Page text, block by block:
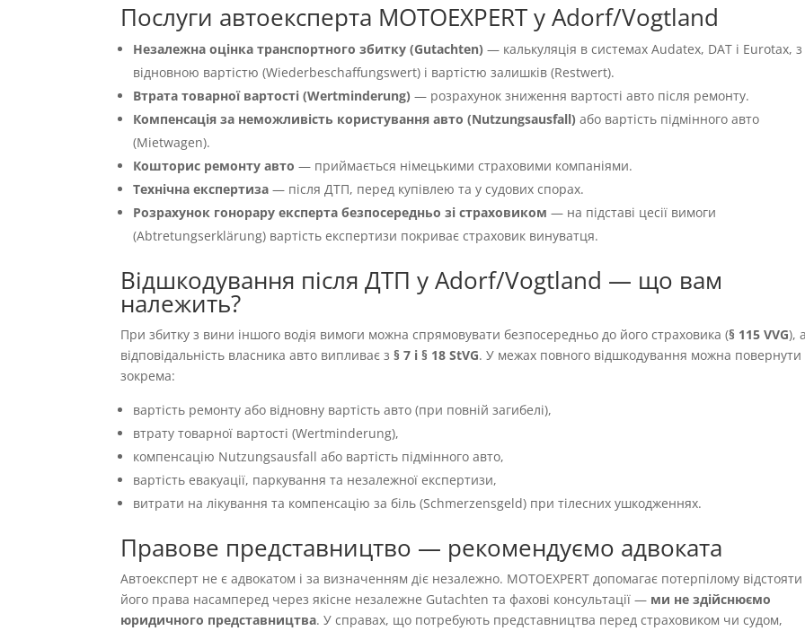
Послуги автоексперта MOTOEXPERT у Adorf/Vogtland
Незалежна оцінка транспортного збитку (Gutachten) — калькуляція в системах Audatex, DAT і Eurotax, з
відновною вартістю (Wiederbeschaffungswert) і вартістю залишків (Restwert).
Втрата товарної вартості (Wertminderung) — розрахунок зниження вартості авто після ремонту.
Компенсація за неможливість користування авто (Nutzungsausfall) або вартість підмінного авто
(Mietwagen).
Кошторис ремонту авто — приймається німецькими страховими компаніями.
Технічна експертиза — після ДТП, перед купівлею та у судових спорах.
Розрахунок гонорару експерта безпосередньо зі страховиком — на підставі цесії вимоги
(Abtretungserklärung) вартість експертизи покриває страховик винуватця.
Відшкодування після ДТП у Adorf/Vogtland — що вам
належить?
При збитку з вини іншого водія вимоги можна спрямовувати безпосередньо до його страховика (§ 115 VVG),
відповідальність власника авто випливає з§ 7 і § 18 StVG. У межах повного відшкодування можна повернути
зокрема:
вартість ремонту або відновну вартість авто (при повній загибелі),
втрату товарної вартості (Wertminderung),
компенсацію Nutzungsausfall або вартість підмінного авто,
вартість евакуації, паркування та незалежної експертизи,
витрати на лікування та компенсацію за біль (Schmerzensgeld) при тілесних ушкодженнях.
Правове представництво — рекомендуємо адвоката
Автоексперт не є адвокатом і за визначенням діє незалежно. MOTOEXPERT допомагає потерпілому відстояти
його права насамперед через якісне незалежне Gutachten та фахові консультації — ми не здійснюємо
юридичного представництва. У справах, що потребують представництва перед страховиком чи судом,